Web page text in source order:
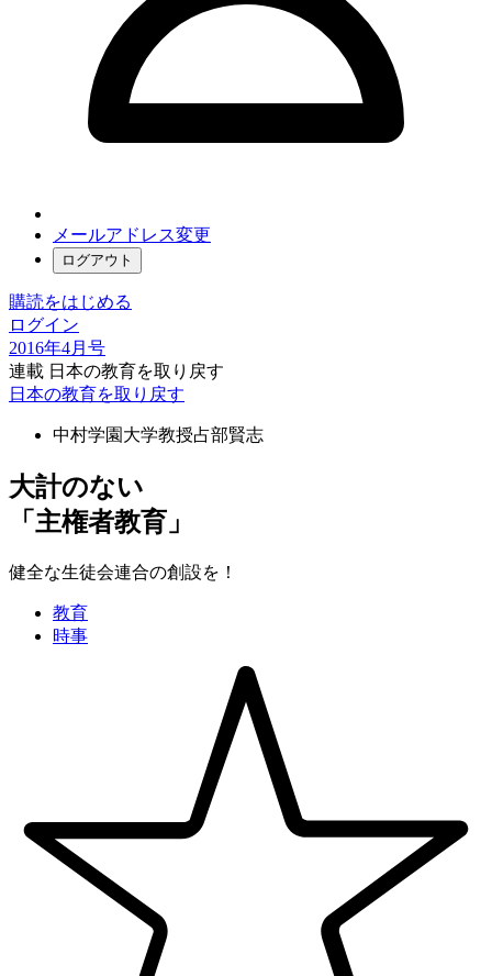
メールアドレス変更
ログアウト
購読をはじめる
ログイン
2016年4月号
連載 日本の教育を取り戻す
日本の教育を取り戻す
中村学園大学教授占部賢志
大計のない
「主権者教育」
健全な生徒会連合の創設を！
教育
時事